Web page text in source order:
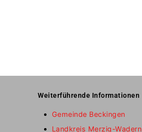
Weiterführende Informationen
Gemeinde Beckingen
Landkreis Merzig-Wadern